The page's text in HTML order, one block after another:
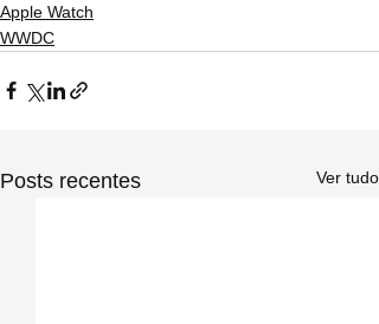
Apple Watch
WWDC
Posts recentes Ver tudo